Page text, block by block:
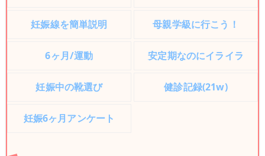
妊娠線を簡単説明 母親学級に行こう！
6ヶ月/運動 安定期なのにイライラ
妊娠中の靴選び 健診記録(21w)
妊娠6ヶ月アンケート